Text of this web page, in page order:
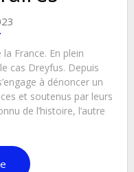
France. En plein
cas Dreyfus. Depuis
à dénoncer un
et soutenus par leurs
de l’histoire, l’autre